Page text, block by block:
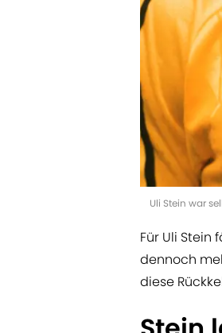
Uli Stein war
Für Uli Stein
dennoch
diese